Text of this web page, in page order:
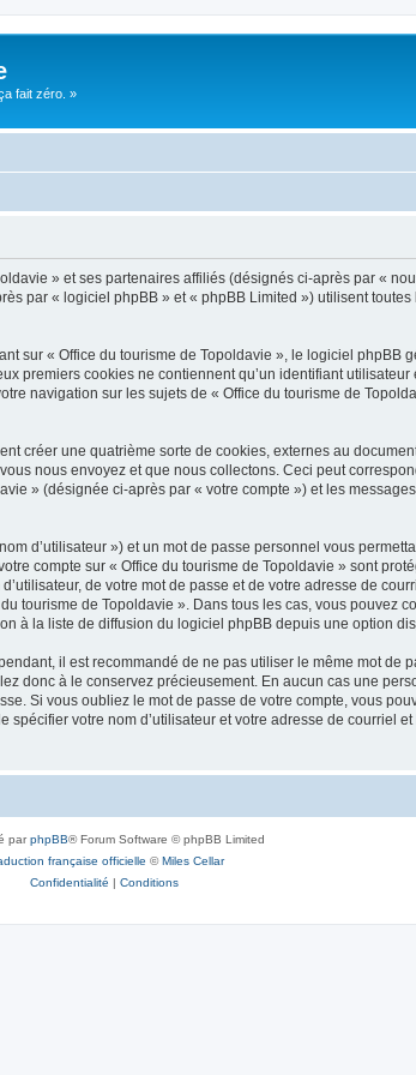
fait zéro. »
» et ses partenaires affiliés (désignés ci-après par «
par « logiciel phpBB » et « phpBB Limited ») utilisent
sur « Office du tourisme de Topoldavie », le logiciel phpBB
premiers cookies ne contiennent qu’un identifiant
navigation sur les sujets de « Office du tourisme de
créer une quatrième sorte de cookies, externes au
nous envoyez et que nous collectons. Ceci peut
» (désignée ci-après par « votre compte ») et les
d’utilisateur ») et un mot de passe personnel vous
compte sur « Office du tourisme de Topoldavie » sont
de votre mot de passe et de votre adresse de
tourisme de Topoldavie ». Dans tous les cas, vous pouvez
à la liste de diffusion du logiciel phpBB depuis une option
il est recommandé de ne pas utiliser le même mot de
donc à le conservez précieusement. En aucun cas une
Si vous oubliez le mot de passe de votre compte, vous
votre nom d’utilisateur et votre adresse de courriel
parphpBB® Forum Software © phpBB Limited
française officielle ©Miles Cellar
Confidentialité | Conditions